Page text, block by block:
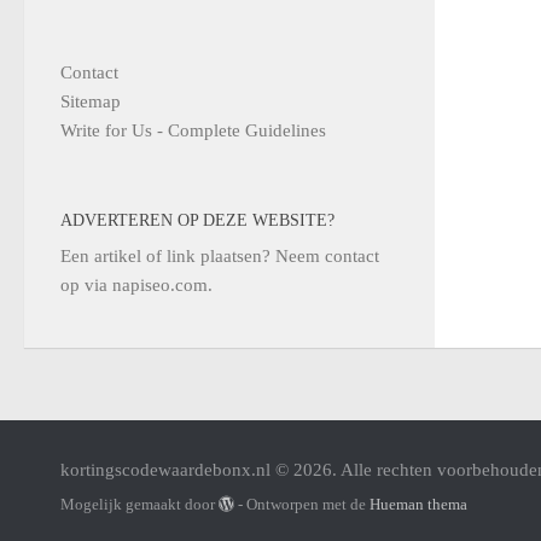
Contact
Sitemap
Write for Us - Complete Guidelines
ADVERTEREN OP DEZE WEBSITE?
Een artikel of link plaatsen? Neem contact
op via napiseo.com.
kortingscodewaardebonx.nl © 2026. Alle rechten
Mogelijk gemaakt door - Ontworpen met deHueman thema